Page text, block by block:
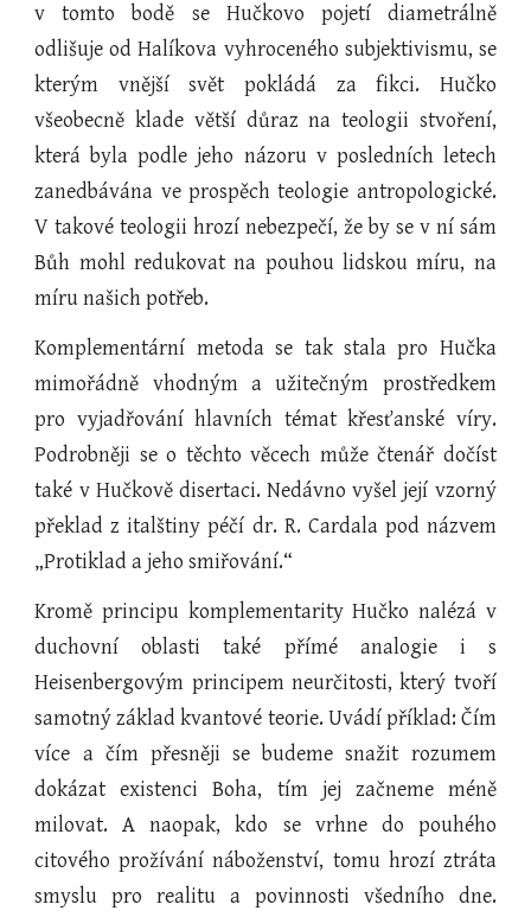
v tomto bodě se Hučkovo pojetí diametrálně
odlišuje od Halíkova vyhroceného subjektivismu, se
kterým vnější svět pokládá za fikci. Hučko
všeobecně klade větší důraz na teologii stvoření,
která byla podle jeho názoru v posledních letech
zanedbávána ve prospěch teologie antropologické.
V takové teologii hrozí nebezpečí, že by se v ní sám
Bůh mohl redukovat na pouhou lidskou míru, na
míru našich potřeb.
Komplementární metoda se tak stala pro Hučka
mimořádně vhodným a užitečným prostředkem
pro vyjadřování hlavních témat křesťanské víry.
Podrobněji se o těchto věcech může čtenář dočíst
také v Hučkově disertaci. Nedávno vyšel její vzorný
překlad z italštiny péčí dr. R. Cardala pod názvem
„Protiklad a jeho smiřování.“
Kromě principu komplementarity Hučko nalézá v
duchovní oblasti také přímé analogie i s
Heisenbergovým principem neurčitosti, který tvoří
samotný základ kvantové teorie. Uvádí příklad: Čím
více a čím přesněji se budeme snažit rozumem
dokázat existenci Boha, tím jej začneme méně
milovat. A naopak, kdo se vrhne do pouhého
citového prožívání náboženství, tomu hrozí ztráta
smyslu pro realitu a povinnosti všedního dne.